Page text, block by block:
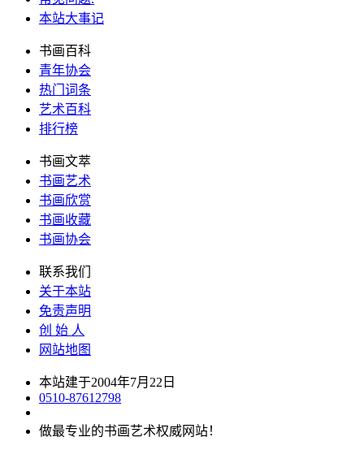
本站大事记
书画百科
青年协会
热门词条
艺术百科
排行榜
书画文萃
书画艺术
书画欣赏
书画收藏
书画协会
联系我们
关于本站
免责声明
创 始 人
网站地图
本站建于2004年7月22日
0510-87612798
做最专业的书画艺术权威网站！